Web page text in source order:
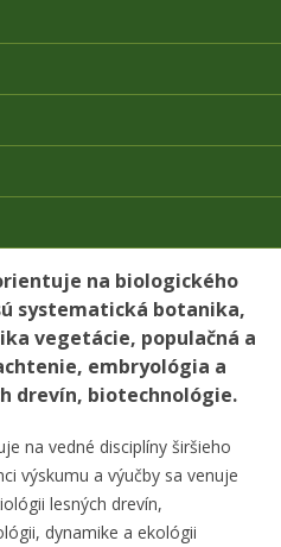
na biologického
systematická botanika,
vegetácie, populačná a
embryológia a
drevín, biotechnológie.
na vedné disciplíny širšieho
výskumu a výučby sa venuje
lesných drevín,
dynamike a ekológii